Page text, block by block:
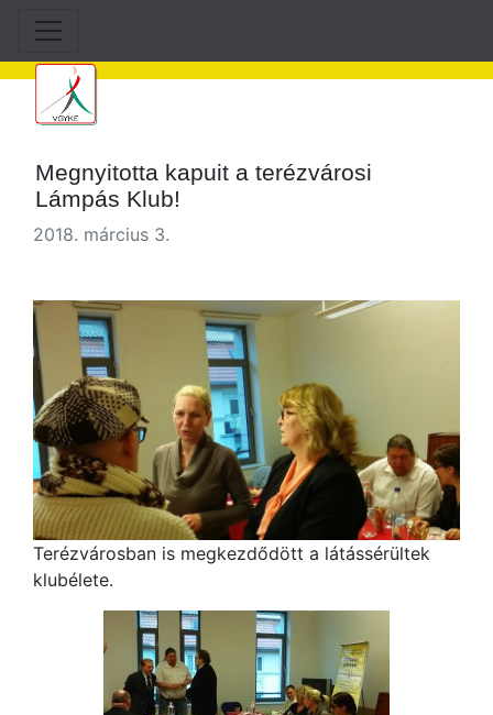
Megnyitotta kapuit a terézvárosi
Lámpás Klub!
2018. március 3.
Terézvárosban is megkezdődött a látássérültek
klubélete.